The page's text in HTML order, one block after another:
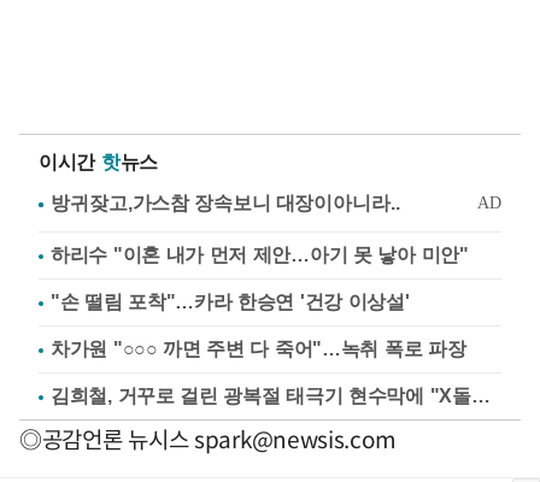
이시간 핫뉴스
하리수 "이혼 내가 먼저 제안…아기 못 낳아 미안"
"손 떨림 포착"…카라 한승연 '건강 이상설'
차가원 "○○○ 까면 주변 다 죽어"…녹취 폭로 파장
김희철, 거꾸로 걸린 광복절 태극기 현수막에 "X돌았네"
◎공감언론 뉴시스spark@newsis.com